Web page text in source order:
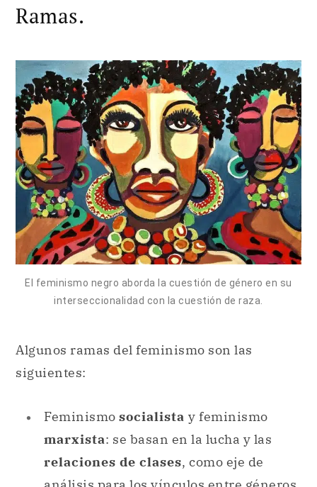
Ramas.
El feminismo negro aborda la cuestión de género en su
interseccionalidad con la cuestión de raza.
Algunos ramas del feminismo son las
siguientes:
Feminismo socialista y feminismo
marxista: se basan en la lucha y las
relaciones de clases, como eje de